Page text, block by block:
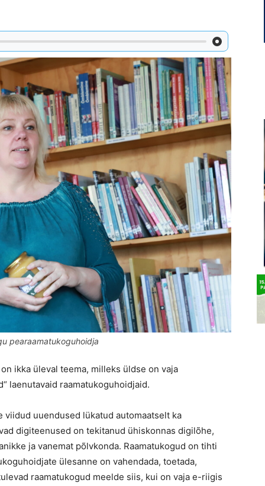
pearaamatukoguhoidja
ikka üleval teema, milleks üldse on vaja
laenutavaid raamatukoguhoidjaid.
uuendused lükatud automaatselt ka
digiteenused on tekitanud ühiskonnas digilõhe,
ja vanemat põlvkonda. Raamatukogud on tihti
ülesanne on vahendada, toetada,
raamatukogud meelde siis, kui on vaja e-riigis